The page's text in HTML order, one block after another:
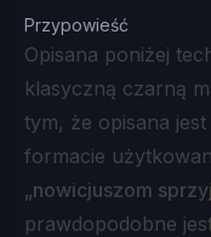
Przypowieść
Opisana poniżej
klasyczną czarną
tym, że opisana
formacie
„nowicjuszom
prawdopodobne